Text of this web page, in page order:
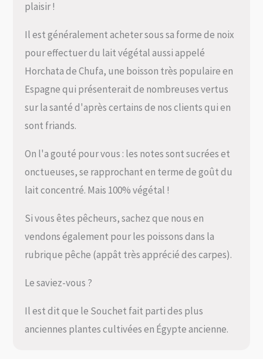
plaisir !
Il est généralement acheter sous sa forme de noix
pour effectuer du lait végétal aussi appelé
Horchata de Chufa, une boisson très populaire en
Espagne qui présenterait de nombreuses vertus
sur la santé d'après certains de nos clients qui en
sont friands.
On l'a gouté pour vous : les notes sont sucrées et
onctueuses, se rapprochant en terme de goût du
lait concentré. Mais 100% végétal !
Si vous êtes pêcheurs, sachez que nous en
vendons également pour les poissons dans la
rubrique pêche (appât très apprécié des carpes).
Le saviez-vous ?
Il est dit que le Souchet fait parti des plus
anciennes plantes cultivées en Égypte ancienne.